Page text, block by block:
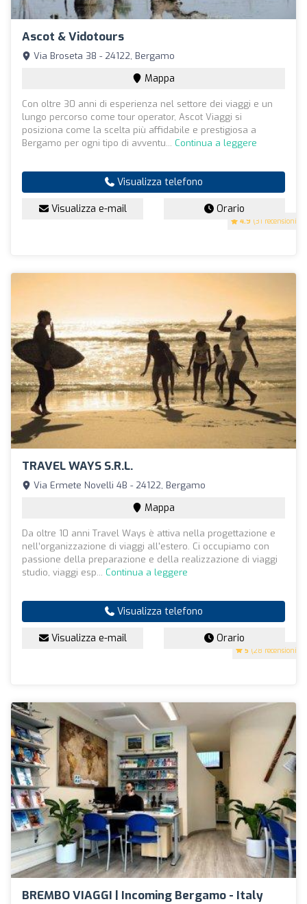
Ascot & Vidotours
4.9 (31 recensioni)
Via Broseta 38 - 24122, Bergamo
Mappa
Con oltre 30 anni di esperienza nel settore dei viaggi e un
lungo percorso come tour operator, Ascot Viaggi si
posiziona come la scelta più affidabile e prestigiosa a
Bergamo per ogni tipo di avventu... Continua a leggere
Visualizza telefono
Visualizza e-mail Orario
TRAVEL WAYS S.R.L.
5 (28 recensioni)
Via Ermete Novelli 4B - 24122, Bergamo
Mappa
Da oltre 10 anni Travel Ways è attiva nella progettazione e
nell’organizzazione di viaggi all'estero. Ci occupiamo con
passione della preparazione e della realizzazione di viaggi
studio, viaggi esp... Continua a leggere
Visualizza telefono
Visualizza e-mail Orario
BREMBO VIAGGI | Incoming Bergamo - Italy